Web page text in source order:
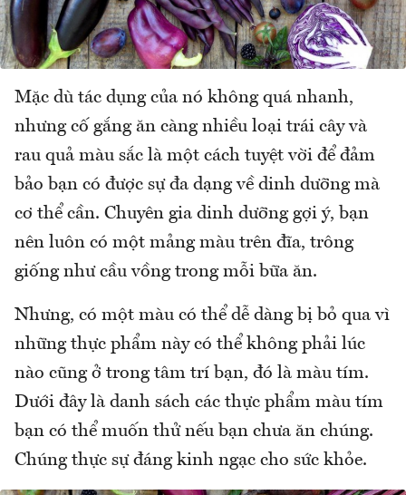
Mặc dù tác dụng của nó không quá nhanh,
nhưng cố gắng ăn càng nhiều loại trái cây và
rau quả màu sắc là một cách tuyệt vời để đảm
bảo bạn có được sự đa dạng về dinh dưỡng mà
cơ thể cần. Chuyên gia dinh dưỡng gợi ý, bạn
nên luôn có một mảng màu trên đĩa, trông
giống như cầu vồng trong mỗi bữa ăn.
Nhưng, có một màu có thể dễ dàng bị bỏ qua vì
những thực phẩm này có thể không phải lúc
nào cũng ở trong tâm trí bạn, đó là màu tím.
Dưới đây là danh sách các thực phẩm màu tím
bạn có thể muốn thử nếu bạn chưa ăn chúng.
Chúng thực sự đáng kinh ngạc cho sức khỏe.